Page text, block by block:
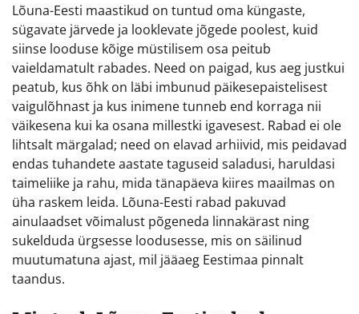
Lõuna-Eesti maastikud on tuntud oma küngaste,
sügavate järvede ja looklevate jõgede poolest, kuid
siinse looduse kõige müstilisem osa peitub
vaieldamatult rabades. Need on paigad, kus aeg justkui
peatub, kus õhk on läbi imbunud päikesepaistelisest
vaigulõhnast ja kus inimene tunneb end korraga nii
väikesena kui ka osana millestki igavesest. Rabad ei ole
lihtsalt märgalad; need on elavad arhiivid, mis peidavad
endas tuhandete aastate taguseid saladusi, haruldasi
taimeliike ja rahu, mida tänapäeva kiires maailmas on
üha raskem leida. Lõuna-Eesti rabad pakuvad
ainulaadset võimalust põgeneda linnakärast ning
sukelduda ürgsesse loodusesse, mis on säilinud
muutumatuna ajast, mil jääaeg Eestimaa pinnalt
taandus.